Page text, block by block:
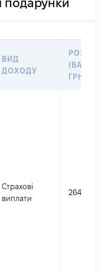
подарунки
ВИД
ДОХОДУ
РОЗМІР
ГРН
Страхові
виплати
26436